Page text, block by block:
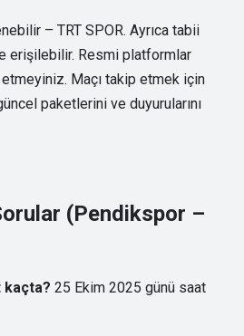
– TRT SPOR. Ayrıca tabii
erişilebilir. Resmi platformlar
etmeyiniz. Maçı takip etmek için
paketlerini ve duyurularını
(Pendikspor –
kaçta? 25 Ekim 2025 günü saat